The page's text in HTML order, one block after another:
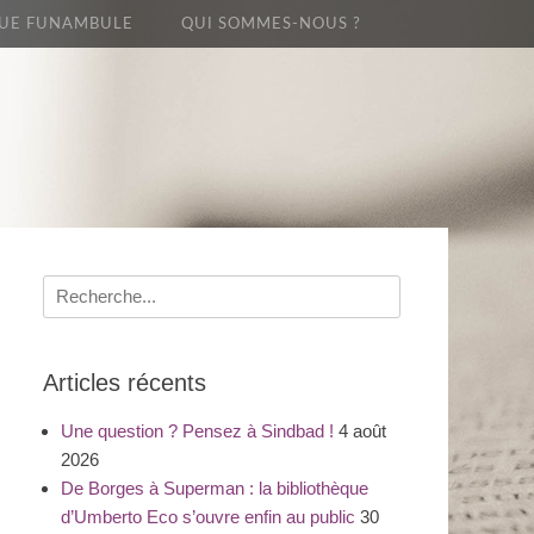
FUNAMBULE QUI SOMMES-NOUS ?
Recherche
pour
Articles récents
Une question ? Pensez à Sindbad ! 4 août
2026
De Borges à Superman : la bibliothèque
d’Umberto Eco s’ouvre enfin au public 30